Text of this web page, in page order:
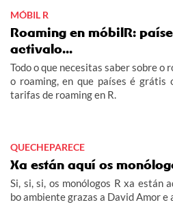
MÓBIL R
Roaming en móbilR:
activalo...
Todo o que necesitas saber sobre o
o roaming, en que países é grátis
tarifas de roaming en R.
QUECHEPARECE
Xa están aquí os
Si, si, si, os monólogos R xa están
bo ambiente grazas a David Amor e